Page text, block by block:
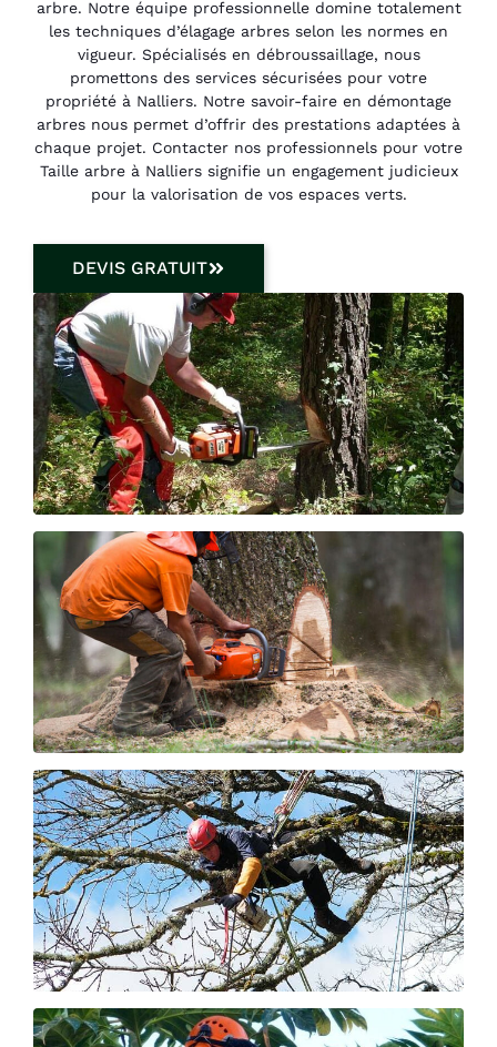
arbre. Notre équipe professionnelle domine totalement
les techniques d’élagage arbres selon les normes en
vigueur. Spécialisés en débroussaillage, nous
promettons des services sécurisées pour votre
propriété à Nalliers. Notre savoir-faire en démontage
arbres nous permet d’offrir des prestations adaptées à
chaque projet. Contacter nos professionnels pour votre
Taille arbre à Nalliers signifie un engagement judicieux
pour la valorisation de vos espaces verts.
DEVIS GRATUIT